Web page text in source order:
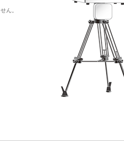
ん。